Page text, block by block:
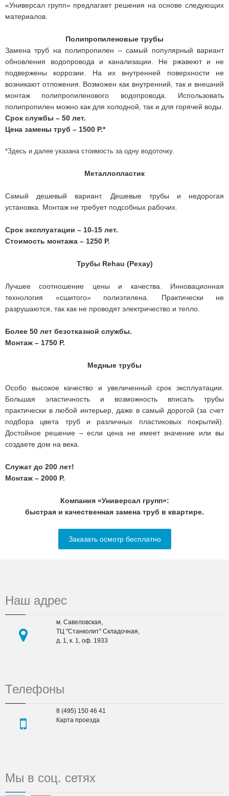
«Универсал групп» предлагает решения на основе следующих
материалов.
Полипропиленовые трубы
Замена труб на полипропилен – самый популярный вариант
обновления водопровода и канализации. Не ржавеют и не
подвержены коррозии. На их внутренней поверхности не
возникают отложения. Возможен как внутренний, так и внешний
монтаж полипропиленового водопровода. Использовать
полипропилен можно как для холодной, так и для горячей воды.
Срок службы – 50 лет.
Цена замены труб – 1500 Р.*
*Здесь и далее указана стоимость за одну водоточку.
Металлопластик
Самый дешевый вариант. Дешевые трубы и недорогая
установка. Монтаж не требует подсобных рабочих.
Срок эксплуатации – 10-15 лет.
Стоимость монтажа – 1250 Р.
Трубы Rehau (Рехау)
Лучшее соотношение цены и качества. Инновационная
технология «сшитого» полиэтилена. Практически не
разрушаются, так как не проводят электричество и тепло.
Более 50 лет безотказной службы.
Монтаж – 1750 Р.
Медные трубы
Особо высокое качество и увеличенный срок эксплуатации.
Большая эластичность и возможность вписать трубы
практически в любой интерьер, даже в самый дорогой (за счет
подбора цвета труб и различных пластиковых покрытий).
Достойное решение – если цена не имеет значение или вы
создаете дом на века.
Служат до 200 лет!
Монтаж – 2000 Р.
Компания «Универсал групп»:
быстрая и качественная замена труб в квартире.
Заказать осмотр бесплатно
Наш адрес
м. Савеловская,
ТЦ "Станколит" Складочная,
д. 1, к. 1, оф. 1933
Телефоны
8 (495) 150 46 41
Карта проезда
Мы в соц. сетях